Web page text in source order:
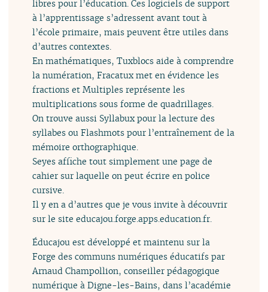
libres pour l’éducation. Ces logiciels de support
à l’apprentissage s’adressent avant tout à
l’école primaire, mais peuvent être utiles dans
d’autres contextes.
En mathématiques, Tuxblocs aide à comprendre
la numération, Fracatux met en évidence les
fractions et Multiples représente les
multiplications sous forme de quadrillages.
On trouve aussi Syllabux pour la lecture des
syllabes ou Flashmots pour l’entraînement de la
mémoire orthographique.
Seyes affiche tout simplement une page de
cahier sur laquelle on peut écrire en police
cursive.
Il y en a d’autres que je vous invite à découvrir
sur le site educajou.forge.apps.education.fr.
Éducajou est développé et maintenu sur la
Forge des communs numériques éducatifs par
Arnaud Champollion, conseiller pédagogique
numérique à Digne-les-Bains, dans l’académie